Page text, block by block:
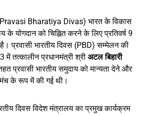
Bharatiya Divas) भारत के विकास
के योगदान को चिह्नित करने के लिए प्रतिवर्ष 9
प्रवासी भारतीय दिवस (PBD) सम्मेलन की
में तत्कालीन प्रधानमंत्री श्री अटल बिहारी
प्रवासी भारतीय समुदाय को मान्यता देने और
के रूप में की गई थी।
दिवस विदेश मंत्रालय का प्रमुख कार्यक्रम